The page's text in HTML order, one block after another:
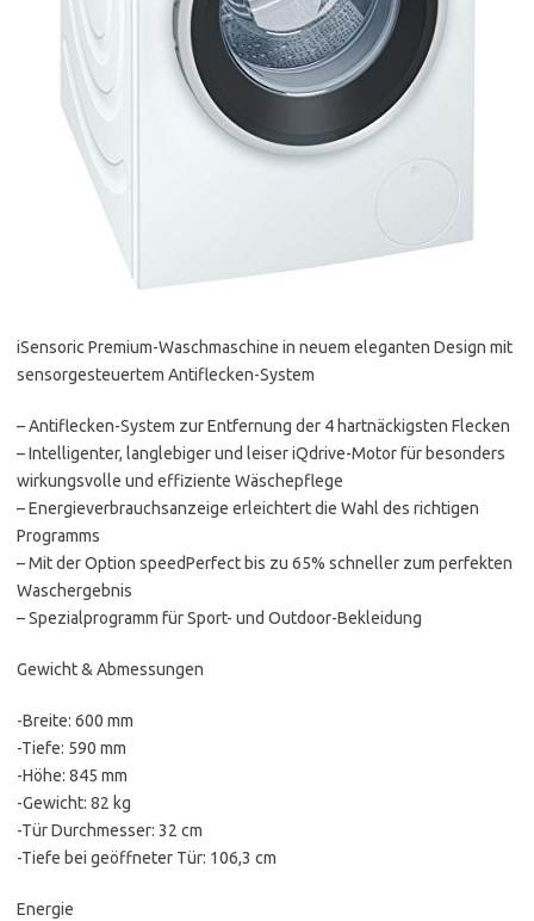
iSensoric Premium-Waschmaschine in neuem eleganten Design mit
sensorgesteuertem Antiflecken-System
– Antiflecken-System zur Entfernung der 4 hartnäckigsten Flecken
– Intelligenter, langlebiger und leiser iQdrive-Motor für besonders
wirkungsvolle und effiziente Wäschepflege
– Energieverbrauchsanzeige erleichtert die Wahl des richtigen
Programms
– Mit der Option speedPerfect bis zu 65% schneller zum perfekten
Waschergebnis
– Spezialprogramm für Sport- und Outdoor-Bekleidung
Gewicht & Abmessungen
-Breite: 600 mm
-Tiefe: 590 mm
-Höhe: 845 mm
-Gewicht: 82 kg
-Tür Durchmesser: 32 cm
-Tiefe bei geöffneter Tür: 106,3 cm
Energie